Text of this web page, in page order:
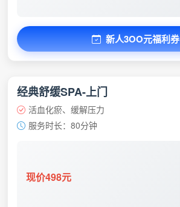
新人3OO元福利券
经典舒缓SPA-上门
活血化瘀、缓解压力
服务时长：80分钟
现价498元